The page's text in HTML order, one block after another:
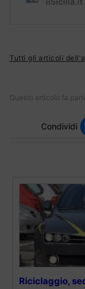
Tutti gli articoli
Questo articolo fa
Condividi
Riciclaggio,